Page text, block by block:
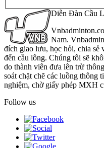
Diễn Đàn Cầu
Nam.
đích giao lưu, học hỏi, chia sẻ
đến cầu lông. Chúng tôi sẽ
do thành viên đưa lên trừ
soát chặt chẽ các luồng thông
nghiệm, chờ giấy phép MXH
Follow us